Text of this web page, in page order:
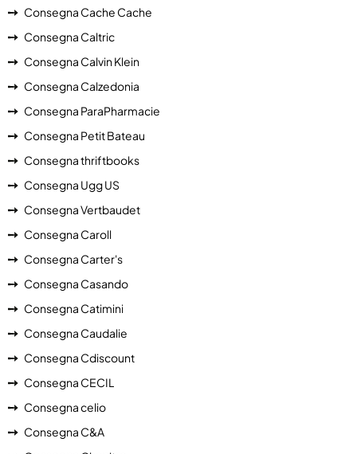
Consegna Cache Cache
Consegna Caltric
Consegna Calvin Klein
Consegna Calzedonia
Consegna ParaPharmacie
Consegna Petit Bateau
Consegna thriftbooks
Consegna Ugg US
Consegna Vertbaudet
Consegna Caroll
Consegna Carter's
Consegna Casando
Consegna Catimini
Consegna Caudalie
Consegna Cdiscount
Consegna CECIL
Consegna celio
Consegna C&A